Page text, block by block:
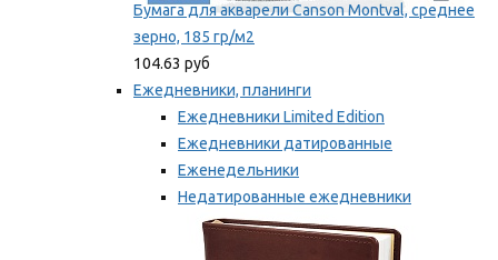
Бумага для акварели Canson Montval, среднее
зерно, 185 гр/м2
104.63 руб
Ежедневники, планинги
Ежедневники Limited Edition
Ежедневники датированные
Еженедельники
Недатированные ежедневники
Планинги
Мы рекомендуем